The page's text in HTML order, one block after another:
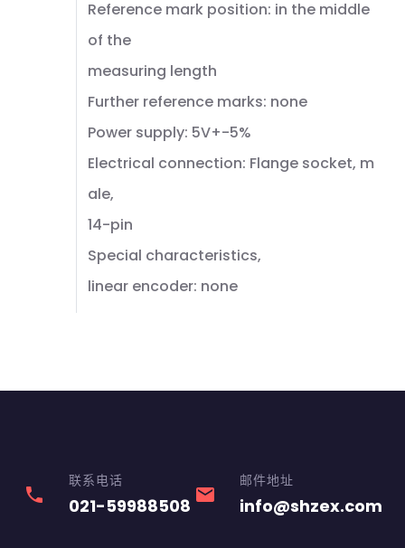
Reference mark position: in the middle
of the
measuring length
Further reference marks: none
Power supply: 5V+-5%
Electrical connection: Flange socket, m
ale,
14-pin
Special characteristics,
linear encoder: none
phone
联系电话
021-59988508 email
邮件地址
info@shzex.com